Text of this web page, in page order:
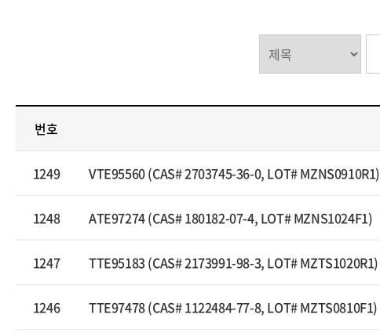
번호
1249 VTE95560 (CAS# 2703745-36-0, LOT# MZNS0910R1)
1248 ATE97274 (CAS# 180182-07-4, LOT# MZNS1024F1)
1247 TTE95183 (CAS# 2173991-98-3, LOT# MZTS1020R1)
1246 TTE97478 (CAS# 1122484-77-8, LOT# MZTS0810F1)